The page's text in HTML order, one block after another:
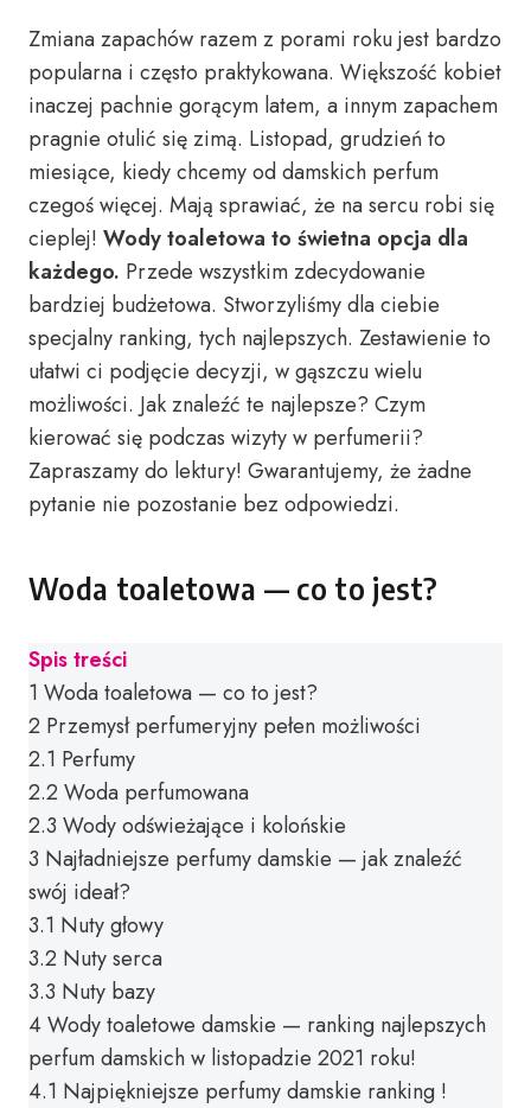
Zmiana zapachów razem z porami roku jest bardzo
popularna i często praktykowana. Większość kobiet
inaczej pachnie gorącym latem, a innym zapachem
pragnie otulić się zimą. Listopad, grudzień to
miesiące, kiedy chcemy od damskich perfum
czegoś więcej. Mają sprawiać, że na sercu robi się
cieplej! Wody toaletowa to świetna opcja dla
każdego. Przede wszystkim zdecydowanie
bardziej budżetowa. Stworzyliśmy dla ciebie
specjalny ranking, tych najlepszych. Zestawienie to
ułatwi ci podjęcie decyzji, w gąszczu wielu
możliwości. Jak znaleźć te najlepsze? Czym
kierować się podczas wizyty w perfumerii?
Zapraszamy do lektury! Gwarantujemy, że żadne
pytanie nie pozostanie bez odpowiedzi.
Woda toaletowa — co to jest?
Spis treści
1 Woda toaletowa — co to jest?
2 Przemysł perfumeryjny pełen możliwości
2.1 Perfumy
2.2Woda perfumowana
2.3 Wody odświeżające i kolońskie
3 Najładniejsze perfumy damskie — jak znaleźć
swój ideał?
3.1 Nuty głowy
3.2 Nuty serca
3.3 Nuty bazy
4Wody toaletowe damskie — ranking najlepszych
perfum damskich w listopadzie 2021 roku!
4.1 Najpiękniejsze perfumy damskie ranking !